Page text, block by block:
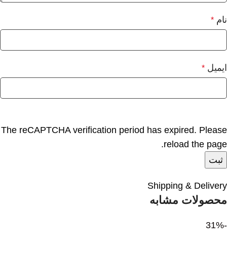
نام *
ایمیل *
The reCAPTCHA verification period has expired. Please
reload the page.
Shipping & Delivery
محصولات مشابه
-31%